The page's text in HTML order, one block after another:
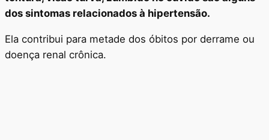
dos sintomas relacionados à hipertensão.
Ela contribui para metade dos óbitos por derrame ou
doença renal crônica.